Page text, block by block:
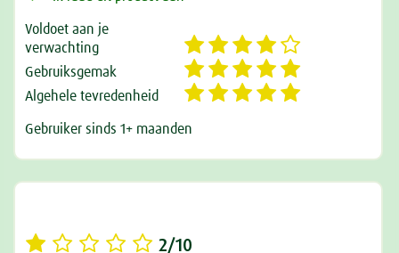
Voldoet aan je
verwachting
Gebruiksgemak
Algehele tevredenheid
Gebruiker sinds 1+ maanden
2/10